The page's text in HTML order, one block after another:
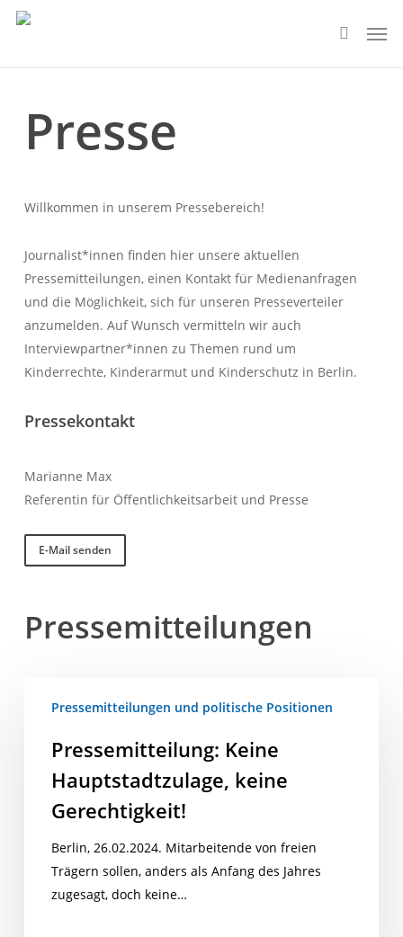
Skip
search
Presse
Willkommen in unserem Pressebereich!
Journalist*innen finden hier unsere aktuellen
Pressemitteilungen, einen Kontakt für Medienanfragen
und die Möglichkeit, sich für unseren Presseverteiler
anzumelden. Auf Wunsch vermitteln wir auch
Interviewpartner*innen zu Themen rund um
Kinderrechte, Kinderarmut und Kinderschutz in Berlin.
Pressekontakt
Marianne Max
Referentin für Öffentlichkeitsarbeit und Presse
E-Mail senden
Pressemitteilungen
Keine
keine
Gerechtigkeit!
Pressemitteilungen und politische Positionen
Pressemitteilung: Keine
Hauptstadtzulage, keine
Gerechtigkeit!
Berlin, 26.02.2024. Mitarbeitende von freien
Trägern sollen, anders als Anfang des Jahres
zugesagt, doch keine…